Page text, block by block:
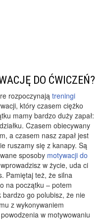
DO ĆWICZEŃ?
rozpoczynają treningi
który czasem ciężko
mamy bardzo duży zapał:
Czasem obiecywany
a czasem nasz zapał jest
ruszamy się z kanapy. Są
sposoby motywacji do
w życie, uda ci
Pamiętaj też, że silna
na początku – potem
go polubisz, że nie
z wykonywaniem
w motywowaniu